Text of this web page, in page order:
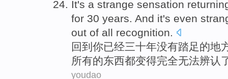
It's a strange sensation
for 30 years. And it's even
out of all recognition.
回到 你已经三十年没有踏足的地
所有的东西都变得完全无法辨认
youdao